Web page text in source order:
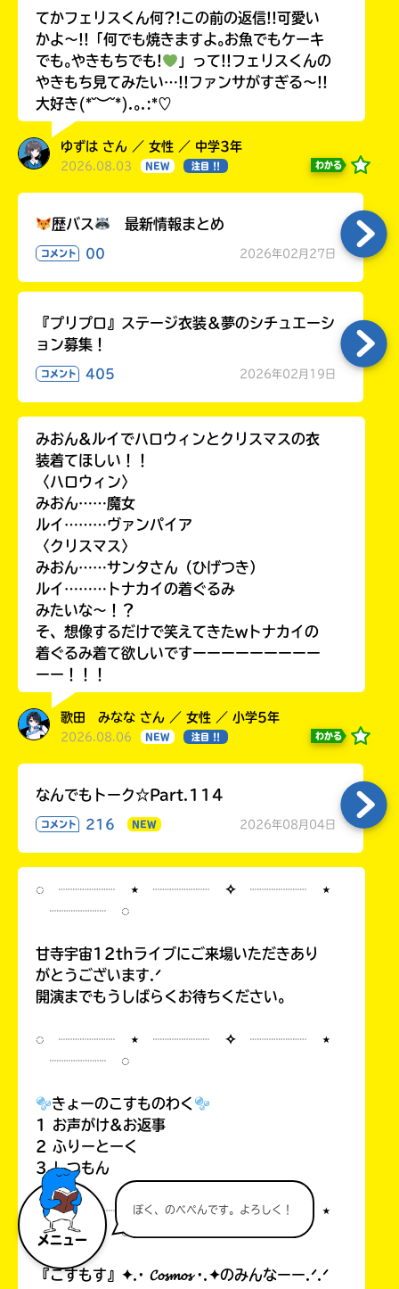
メニュー
ぼく、のべぺんです。よろしく！
てかフェリスくん何?!この前の返信!!可愛い
かよ〜!!「何でも焼きますよ｡お魚でもケーキ
でも｡やきもちでも!
」って!!フェリスくんの
やきもち見てみたい…!!ファンサがすぎる〜!!
大好き(*˘︶˘*).｡.:*♡
ゆずは さん ／ 女性 ／ 中学3年
2026.08.03 NEW 注目 !! わかる
歴バス 最新情報まとめ
コメント 00 2026年02月27日
『プリプロ』ステージ衣装＆夢のシチュエーシ
ョン募集！
コメント 405 2026年02月19日
みおん&ルイでハロウィンとクリスマスの衣
装着てほしい！！
〈ハロウィン〉
みおん……魔女
ルイ………ヴァンパイア
〈クリスマス〉
みおん……サンタさん（ひげつき）
ルイ………トナカイの着ぐるみ
みたいな〜！？
そ、想像するだけで笑えてきたwトナカイの
着ぐるみ着て欲しいですーーーーーーーーー
ーー！！！
歌田 みなな さん ／ 女性 ／ 小学5年
2026.08.06 NEW 注目 !! わかる
なんでもトーク☆Part.114
コメント 216 NEW 2026年08月04日
◌ ┈┈┈┈ ⋆ ┈┈┈┈ ✧ ┈┈┈┈ ⋆
┈┈┈┈ ◌
甘寺宇宙12thライブにご来場いただきあり
がとうございます.ᐟ
開演までもうしばらくお待ちください。
◌ ┈┈┈┈ ⋆ ┈┈┈┈ ✧ ┈┈┈┈ ⋆
┈┈┈┈ ◌
きょーのこすものわく
1 お声がけ&お返事
2 ふりーとーく
3 しつもん
◌ ┈┈┈┈ ⋆ ┈┈┈┈ ✧ ┈┈┈┈ ⋆
┈┈┈┈ ◌
『こすもす』✦.· 𝓒𝓸𝓼𝓶𝓸𝓼 ·.✦のみんなーー.ᐟ.ᐟ